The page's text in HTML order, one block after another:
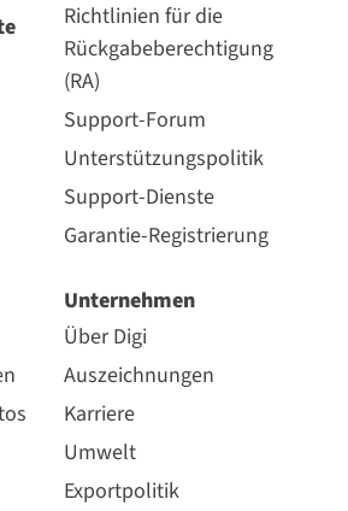
Richtlinien für die
Rückgabeberechtigung
(RA)
Support-Forum
Unterstützungspolitik
Support-Dienste
Garantie-Registrierung
Unternehmen
Über Digi
Auszeichnungen
Karriere
Umwelt
Exportpolitik